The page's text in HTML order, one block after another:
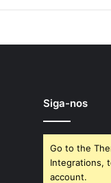
Siga-nos
Go to the
Integrations,
account.